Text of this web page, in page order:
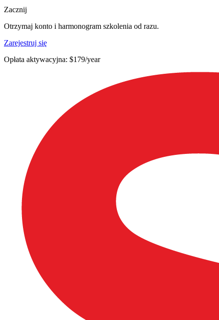
Zacznij
Otrzymaj konto i harmonogram szkolenia od razu.
Zarejestruj się
Opłata aktywacyjna: $179/year